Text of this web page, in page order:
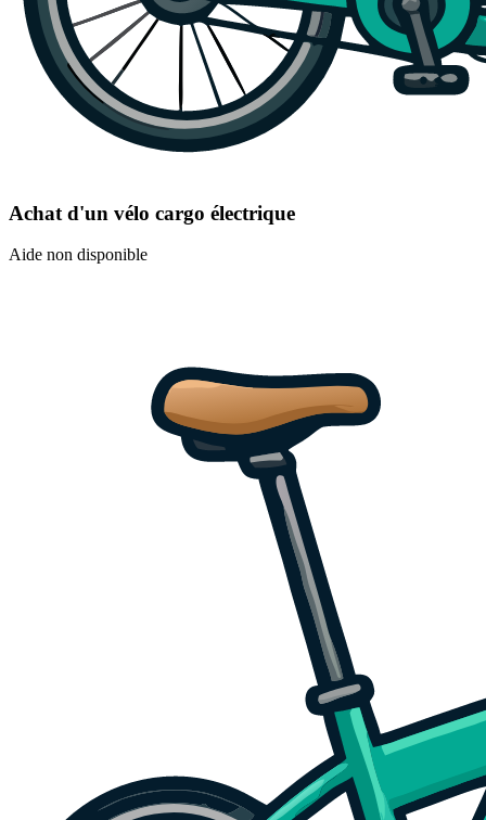
Achat d'un vélo cargo électrique
Aide non disponible